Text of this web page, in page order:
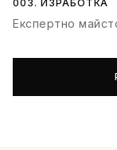
003. ИЗРАБОТКА
Експертно